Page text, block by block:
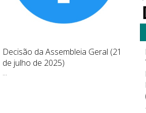
Decisão da Assembleia Geral (21
de julho de 2025)
...